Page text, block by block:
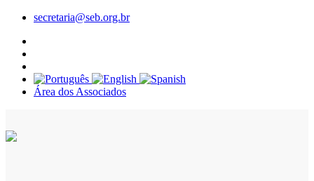
secretaria@seb.org.br
Área dos Associados